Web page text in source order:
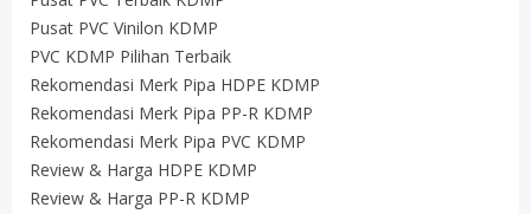
Pusat PVC Vinilon KDMP
PVC KDMP Pilihan Terbaik
Rekomendasi Merk Pipa HDPE KDMP
Rekomendasi Merk Pipa PP-R KDMP
Rekomendasi Merk Pipa PVC KDMP
Review & Harga HDPE KDMP
Review & Harga PP-R KDMP